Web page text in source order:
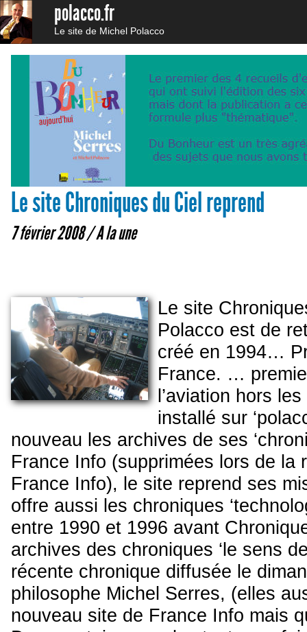
polacco.fr
Le site de Michel Polacco
Le site Chroniques du Ciel reprend
7 février 2008 /A la une
Le site
Polacco est de
créé en 1994…
France. …
l’aviation hors les
installé sur
nouveau les archives de ses
France Info (supprimées lors de la
France Info), le site reprend ses
offre aussi les chroniques
entre 1990 et 1996 avant
archives des chroniques ‘le sens
récente chronique diffusée le
philosophe Michel Serres, (elles
nouveau site de France Info mais